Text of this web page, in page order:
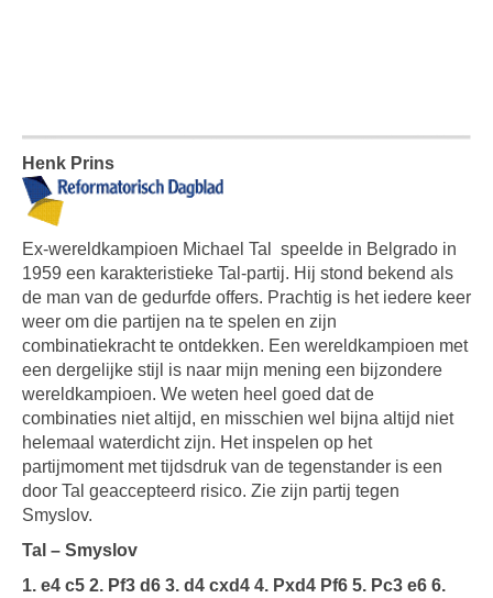
Henk Prins
Ex-wereldkampioen Michael Tal
speelde in Belgrado in
1959 een karakteristieke Tal-partij. Hij stond bekend als
de man van de gedurfde offers. Prachtig is het iedere keer
weer om die partijen na te spelen en zijn
combinatiekracht te ontdekken. Een wereldkampioen met
een dergelijke stijl is naar mijn mening een bijzondere
wereldkampioen. We weten heel goed dat de
combinaties niet altijd, en misschien wel bijna altijd niet
helemaal waterdicht zijn. Het inspelen op het
partijmoment met tijdsdruk van de tegenstander is een
door Tal geaccepteerd risico. Zie zijn partij tegen
Smyslov.
Tal – Smyslov
1. e4 c5 2. Pf3 d6 3. d4 cxd4 4. Pxd4 Pf6 5. Pc3 e6 6.